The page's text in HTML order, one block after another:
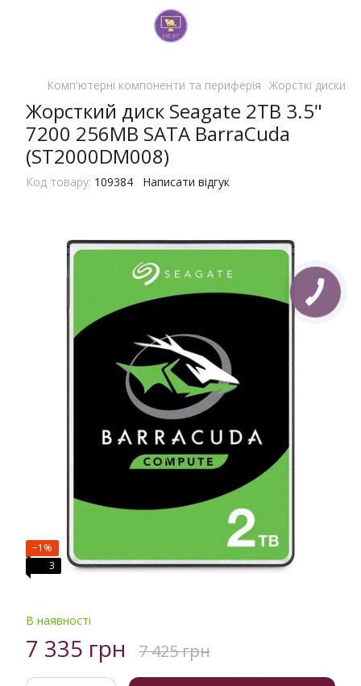
Комп'ютерні компоненти та периферія Жорсткі диски
Жорсткий диск Seagate 2TB 3.5"
7200 256MB SATA BarraСuda
(ST2000DM008)
Код товару: 109384 Написати відгук
−1%
3
В наявності
7 335 грн 7 425 грн